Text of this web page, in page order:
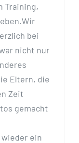
Training,
bei
nicht nur
Eltern, die
Zeit
gemacht
ein